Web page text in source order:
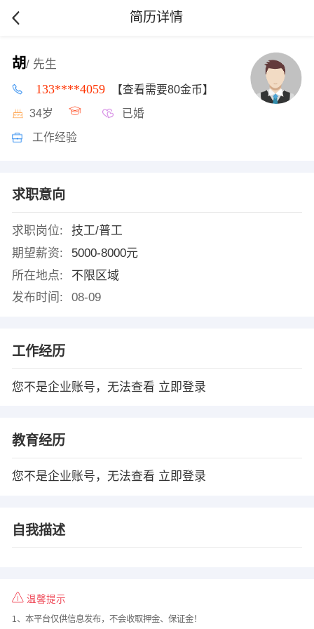
简历详情
胡/ 先生
133****4059 【查看需要80金币】
34岁 已婚
工作经验
求职意向
求职岗位:
技工/普工
期望薪资:
5000-8000元
所在地点:
不限区域
发布时间:
08-09
工作经历
您不是企业账号，无法查看 立即登录
教育经历
您不是企业账号，无法查看 立即登录
自我描述
温馨提示
1、本平台仅供信息发布，不会收取押金、保证金！